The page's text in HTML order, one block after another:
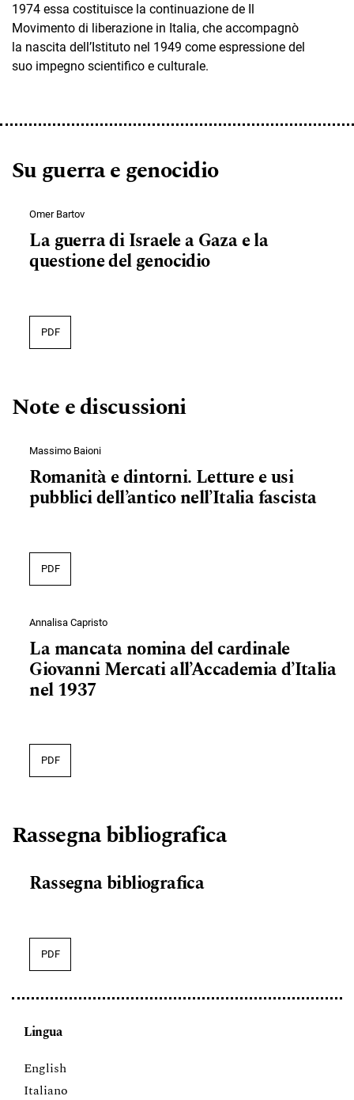
1974 essa costituisce la continuazione de Il
Movimento di liberazione in Italia, che accompagnò
la nascita dell’Istituto nel 1949 come espressione del
suo impegno scientifico e culturale.
Su guerra e genocidio
Omer Bartov
La guerra di Israele a Gaza e la
questione del genocidio
PDF
Note e discussioni
Massimo Baioni
Romanità e dintorni. Letture e usi
pubblici dell’antico nell’Italia fascista
PDF
Annalisa Capristo
La mancata nomina del cardinale
Giovanni Mercati all’Accademia d’Italia
nel 1937
PDF
Rassegna bibliografica
Rassegna bibliografica
PDF
Lingua
English
Italiano